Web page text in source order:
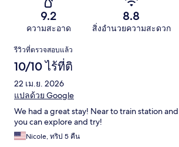
9.2
ความสะอาด
8.8
สิ่งอำนวยความสะดวก
รีวิว
รีวิวที่ตรวจสอบแล้ว
10/10 ไร้ที่ติ
22 เม.ย. 2026
แปลด้วย Google
We had a great stay! Near to train station
you can explore and try!
Nicole, ทริป 5 คืน